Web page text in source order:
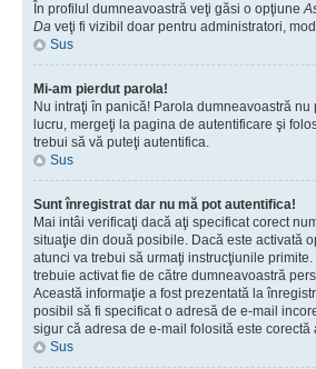
În profilul dumneavoastră veţi găsi o opţiune
Da veţi fi vizibil doar pentru administratori,
Sus
Mi-am pierdut parola!
Nu intraţi în panică! Parola dumneavoastră
lucru, mergeţi la pagina de autentificare şi
trebui să vă puteţi autentifica.
Sus
Sunt înregistrat dar nu mă pot autentifica!
Mai intâi verificaţi dacă aţi specificat corect
situaţie din două posibile. Dacă este activată
atunci va trebui să urmaţi instrucţiunile
trebuie activat fie de către dumneavoastră
Această informaţie a fost prezentată la
posibil să fi specificat o adresă de e-mail
sigur că adresa de e-mail folosită este
Sus